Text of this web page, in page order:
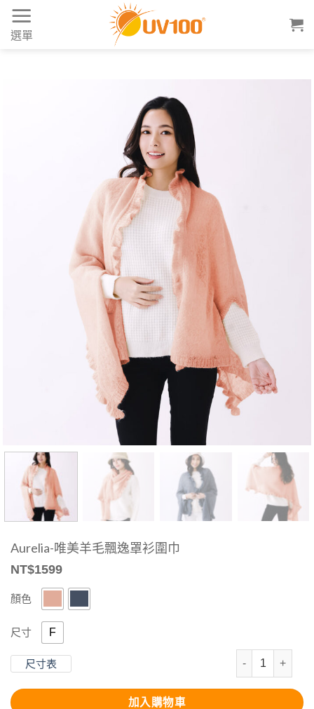
Skip
content
選單
Aurelia-唯美羊毛飄逸罩衫圍巾
NT$1599
顏色
尺寸 F
尺寸表
Aurelia-唯美
加入購物車